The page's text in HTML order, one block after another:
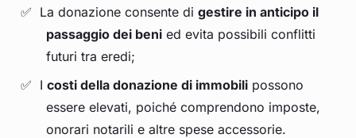
La donazione consente di gestire in anticipo il
passaggio dei beni ed evita possibili conflitti
futuri tra eredi;
I costi della donazione di immobili possono
essere elevati, poiché comprendono imposte,
onorari notarili e altre spese accessorie.